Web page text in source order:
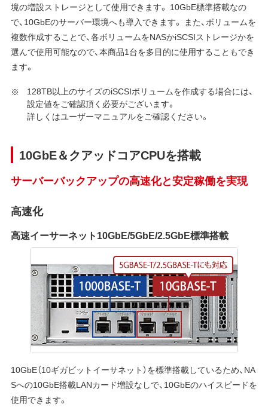
境の増設ストレージとして使用できます。 10GbE標準搭載なの
で、10GbEのサーバー環境へも導入できます。 また、ボリュームを
複数作成することで、各ボリュームをNASかiSCSIストレージかを
選んで使用可能なので、本商品1台を多目的に使用することもでき
ます。
128TB以上のサイズのiSCSIボリュームを作成する場合には、
設定値をご確認頂く必要がございます。
詳しくはユーザーマニュアルをご確認ください。
10GbE＆クアッドコアCPUを搭載
サーバーバックアップの高速化と安定稼働を実現
高速化
高速イーサーネット10GbE/5GbE/2.5GbE標準搭載
10GbE（10ギガビットイーサネット）を標準搭載しているため、NA
Sへの10GbE搭載LANカード増設なしで、10GbEのハイスピードを
使用できます。